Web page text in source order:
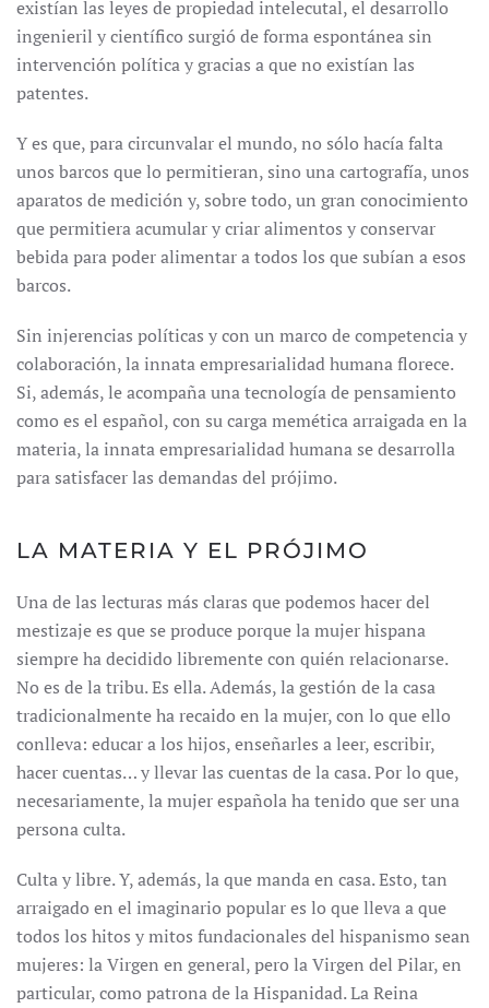
existían las leyes de propiedad intelecutal, el desarrollo
ingenieril y científico surgió de forma espontánea sin
intervención política y gracias a que no existían las
patentes.
Y es que, para circunvalar el mundo, no sólo hacía falta
unos barcos que lo permitieran, sino una cartografía, unos
aparatos de medición y, sobre todo, un gran conocimiento
que permitiera acumular y criar alimentos y conservar
bebida para poder alimentar a todos los que subían a esos
barcos.
Sin injerencias políticas y con un marco de competencia y
colaboración, la innata empresarialidad humana florece.
Si, además, le acompaña una tecnología de pensamiento
como es el español, con su carga memética arraigada en la
materia, la innata empresarialidad humana se desarrolla
para satisfacer las demandas del prójimo.
LA MATERIA Y EL PRÓJIMO
Una de las lecturas más claras que podemos hacer del
mestizaje es que se produce porque la mujer hispana
siempre ha decidido libremente con quién relacionarse.
No es de la tribu. Es ella. Además, la gestión de la casa
tradicionalmente ha recaido en la mujer, con lo que ello
conlleva: educar a los hijos, enseñarles a leer, escribir,
hacer cuentas… y llevar las cuentas de la casa. Por lo que,
necesariamente, la mujer española ha tenido que ser una
persona culta.
Culta y libre. Y, además, la que manda en casa. Esto, tan
arraigado en el imaginario popular es lo que lleva a que
todos los hitos y mitos fundacionales del hispanismo sean
mujeres: la Virgen en general, pero la Virgen del Pilar, en
particular, como patrona de la Hispanidad. La Reina